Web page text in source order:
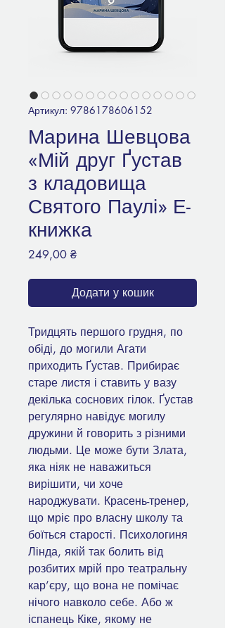
Артикул: 9786178606152
Марина Шевцова
«Мій друг Ґустав
з кладовища
Святого Паулі» Е-
книжка
249,00 ₴Ціна
Додати у кошик
Тридцять першого грудня, по
обіді, до могили Агати
приходить Ґустав. Прибирає
старе листя і ставить у вазу
декілька соснових гілок. Ґустав
регулярно навідує могилу
дружини й говорить з різними
людьми. Це може бути Злата,
яка ніяк не наважиться
вирішити, чи хоче
народжувати. Красень-тренер,
що мріє про власну школу та
боїться старості. Психологиня
Лінда, якій так болить від
розбитих мрій про театральну
кар’єру, що вона не помічає
нічого навколо себе. Або ж
іспанець Кіке, якому не